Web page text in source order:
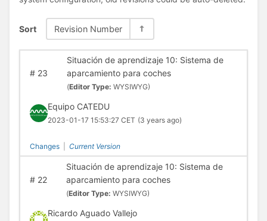
Sort Revision Number
#23
Situación de aprendizaje 10: Sistema de
aparcamiento para coches
(Editor Type: WYSIWYG)
Equipo CATEDU
2023-01-17 15:53:27 CET (3 years ago)
Changes Current Version
#22
Situación de aprendizaje 10: Sistema de
aparcamiento para coches
(Editor Type: WYSIWYG)
Ricardo Aguado Vallejo